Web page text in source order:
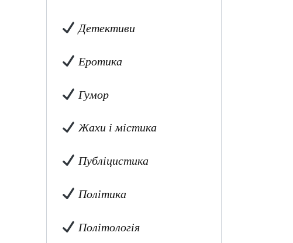
Детективи
Еротика
Гумор
Жахи і містика
Публіцистика
Політика
Політологія